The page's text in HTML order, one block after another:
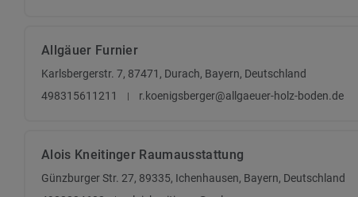
Allgäuer Furnier
Karlsbergerstr. 7, 87471, Durach, Bayern, Deutschland
498315611211
r.koenigsberger@allgaeuer-holz-boden.de
Alois Kneitinger Raumausstattung
Günzburger Str. 27, 89335, Ichenhausen, Bayern, Deutschland